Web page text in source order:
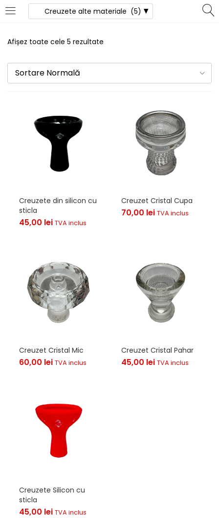
LOGIN
autentificare.
Îți amintești de mine Pierdut parola?
Afișez toate cele 5 rezultate
Sortare Normală
Creuzete din silicon cu
sticla
45,00 lei TVA inclus
Creuzet Cristal Cupa
70,00 lei TVA inclus
Creuzet Cristal Mic
60,00 lei TVA inclus
Creuzet Cristal Pahar
45,00 lei TVA inclus
Creuzete Silicon cu
sticla
45,00 lei TVA inclus